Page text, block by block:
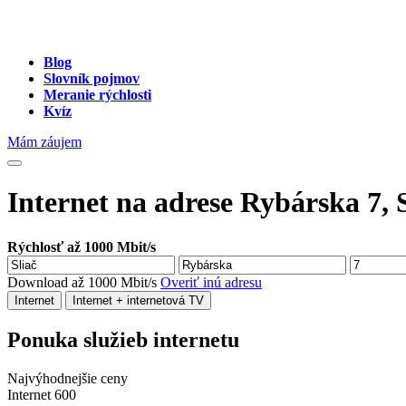
Blog
Slovník pojmov
Meranie rýchlosti
Kvíz
Mám záujem
Internet na adrese Rybárska 7,
Rýchlosť až 1000 Mbit/s
Download až 1000 Mbit/s Overiť inú adresu
Internet Internet + internetová TV
Ponuka služieb internetu
Najvýhodnejšie ceny
Internet 600